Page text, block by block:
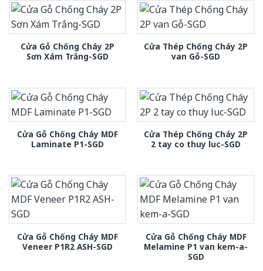
Cửa Gỗ Chống Cháy 2P
Sơn Xám Trắng-SGD
Cửa Thép Chống Cháy 2P
van Gỗ-SGD
Cửa Gỗ Chống Cháy MDF
Laminate P1-SGD
Cửa Thép Chống Cháy 2P
2 tay co thuy luc-SGD
Cửa Gỗ Chống Cháy MDF
Veneer P1R2 ASH-SGD
Cửa Gỗ Chống Cháy MDF
Melamine P1 van kem-a-
SGD